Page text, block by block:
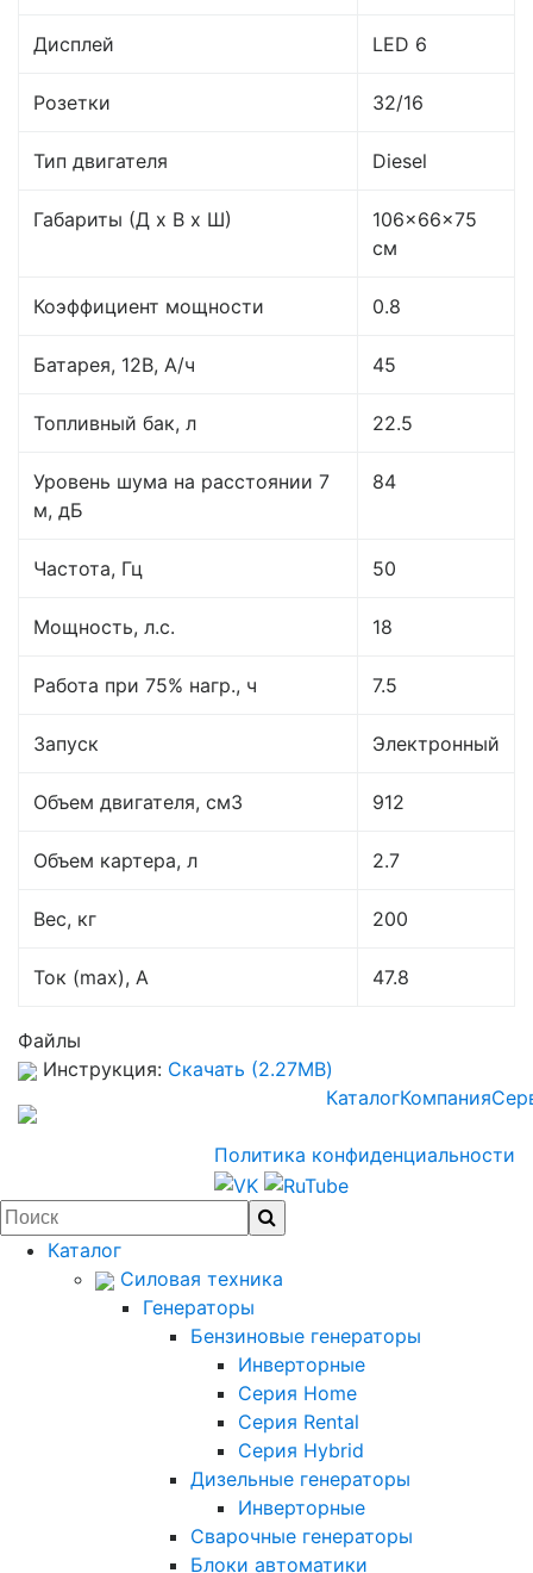
Дисплей LED 6
Розетки 32/16
Тип двигателя Diesel
Габариты (Д x В x Ш)
106×66×75
см
Коэффициент мощности 0.8
Батарея, 12B, А/ч 45
Топливный бак, л 22.5
Уровень шума на расстоянии 7
м, дБ
84
Частота, Гц 50
Мощность, л.с. 18
Работа при 75% нагр., ч 7.5
Запуск Электронный
Объем двигателя, см3 912
Объем картера, л 2.7
Вес, кг 200
Ток (max), A 47.8
Файлы
Инструкция: Скачать (2.27MB)
КаталогКомпания
Политика конфиденциальности
Каталог
Силовая техника
Генераторы
Бензиновые генераторы
Инверторные
Серия Home
Серия Rental
Серия Hybrid
Дизельные генераторы
Инверторные
Сварочные генераторы
Блоки автоматики